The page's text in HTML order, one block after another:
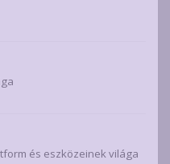
és eszközeinek világa